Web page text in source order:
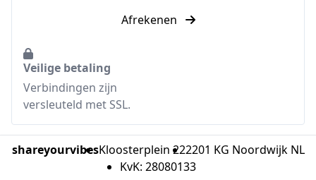
Afrekenen
Veilige betaling
Verbindingen zijn
versleuteld met SSL.
shareyourvibesKloosterplein 222201 KG Noordwijk NL
KvK: 28080133